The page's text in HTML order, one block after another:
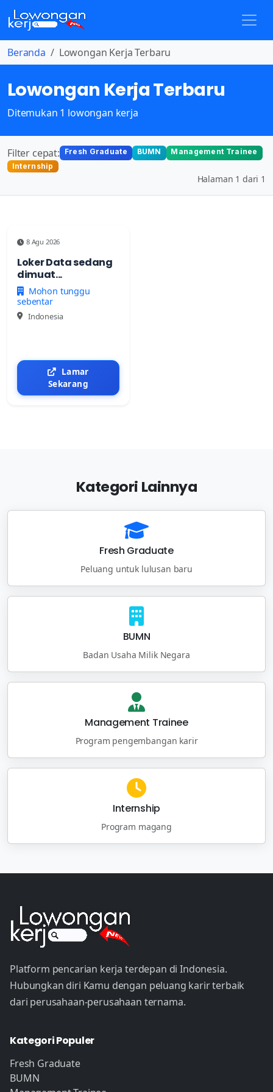
Beranda Lowongan Kerja Terbaru
Lowongan Kerja Terbaru
Ditemukan 1 lowongan kerja
Filter cepat: Fresh Graduate BUMN
Management Trainee
Internship
Halaman 1 dari 1
8 Agu 2026
Loker Data sedang
dimuat...
Mohon tunggu
sebentar
Indonesia
Lamar
Sekarang
Kategori Lainnya
Fresh Graduate
Peluang untuk lulusan baru
BUMN
Badan Usaha Milik Negara
Management Trainee
Program pengembangan karir
Internship
Program magang
Platform pencarian kerja terdepan di Indonesia.
Hubungkan diri Kamu dengan peluang karir terbaik
dari perusahaan-perusahaan ternama.
Kategori Populer
Fresh Graduate
BUMN